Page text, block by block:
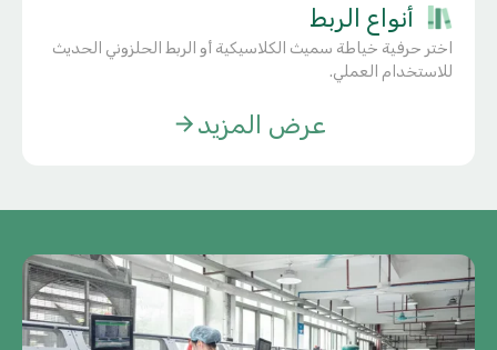
أنواع الربط
اختر حرفية خياطة سميث الكلاسيكية أو الربط الحلزوني الحديث
للاستخدام العملي.
عرض المزيد